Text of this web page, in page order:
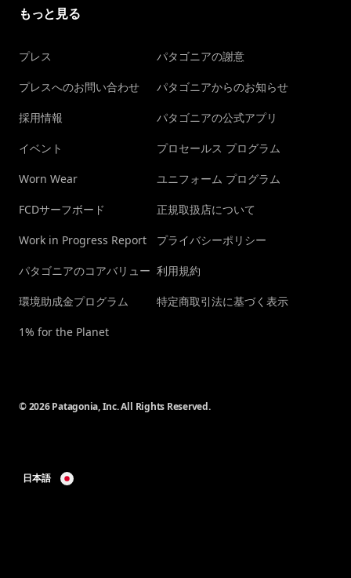
もっと見る
プレス
プレスへのお問い合わせ
採用情報
イベント
Worn Wear
FCDサーフボード
Work in Progress Report
パタゴニアのコアバリュー
環境助成金プログラム
1% for the Planet
パタゴニアの謝意
パタゴニアからのお知らせ
パタゴニアの公式アプリ
プロセールス プログラム
ユニフォーム プログラム
正規取扱店について
プライバシーポリシー
利用規約
特定商取引法に基づく表示
© 2026 Patagonia, Inc. All Rights Reserved.
日本語